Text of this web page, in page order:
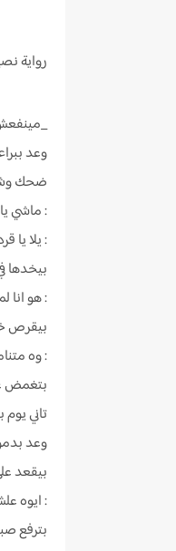
رواية
وعد
ضحك
: ماشي
: يلا يا
بيخدها
: هو انا
بيقرص
: وه
بتغمض
تاني
وعد
بيقعد
: ايوه
بترفع